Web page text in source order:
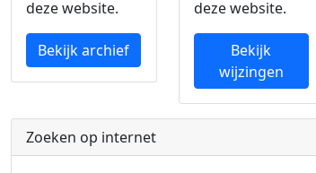
deze website.
Bekijk archief
deze website.
Bekijk
wijzingen
Zoeken op internet